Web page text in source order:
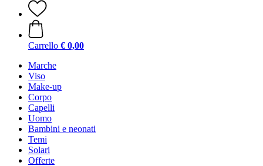
Carrello € 0,00
Marche
Viso
Make-up
Corpo
Capelli
Uomo
Bambini e neonati
Temi
Solari
Offerte